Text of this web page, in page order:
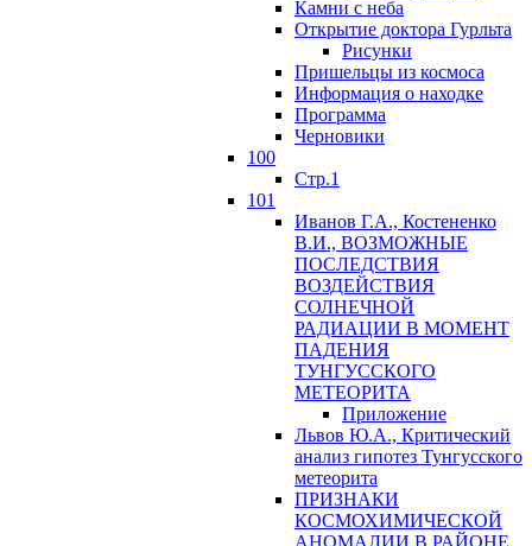
Камни с неба
Открытие доктора Гурльта
Рисунки
Пришельцы из космоса
Информация о находке
Программа
Черновики
100
Стр.1
101
Иванов Г.А., Костененко
В.И., ВОЗМОЖНЫЕ
ПОСЛЕДСТВИЯ
ВОЗДЕЙСТВИЯ
СОЛНЕЧНОЙ
РАДИАЦИИ В МОМЕНТ
ПАДЕНИЯ
ТУНГУССКОГО
MЕТЕОРИТА
Приложение
Львов Ю.A., Критический
анализ гипотез Тунгусского
метеорита
ПРИЗНАКИ
КОСМОХИМИЧЕСКОЙ
АНОМАЛИИ В РАЙОНЕ